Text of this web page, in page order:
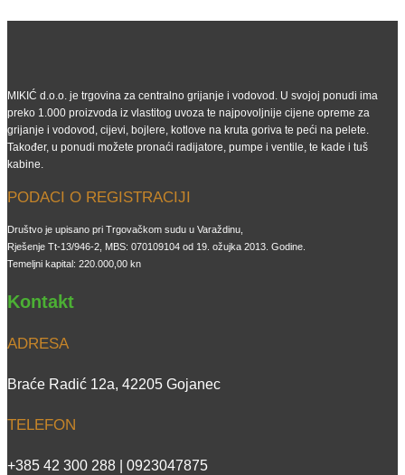
MIKIĆ d.o.o. je trgovina za centralno grijanje i vodovod. U svojoj ponudi ima
preko 1.000 proizvoda iz vlastitog uvoza te najpovoljnije cijene opreme za
grijanje i vodovod, cijevi, bojlere, kotlove na kruta goriva te peći na pelete.
Također, u ponudi možete pronaći radijatore, pumpe i ventile, te kade i tuš
kabine.
PODACI O REGISTRACIJI
Društvo je upisano pri Trgovačkom sudu u Varaždinu,
Rješenje Tt-13/946-2, MBS: 070109104 od 19. ožujka 2013. Godine.
Temeljni kapital: 220.000,00 kn
Kontakt
ADRESA
Braće Radić 12a, 42205 Gojanec
TELEFON
+385 42 300 288 | 0923047875